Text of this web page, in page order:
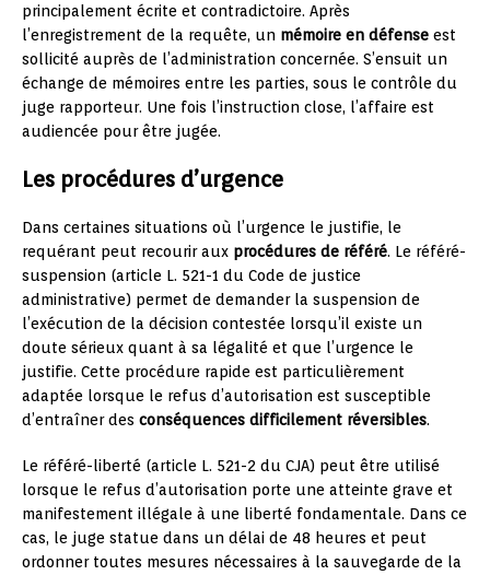
principalement écrite et contradictoire. Après
l’enregistrement de la requête, un mémoire en défense est
sollicité auprès de l’administration concernée. S’ensuit un
échange de mémoires entre les parties, sous le contrôle du
juge rapporteur. Une fois l’instruction close, l’affaire est
audiencée pour être jugée.
Les procédures d’urgence
Dans certaines situations où l’urgence le justifie, le
requérant peut recourir aux procédures de référé. Le référé-
suspension (article L. 521-1 du Code de justice
administrative) permet de demander la suspension de
l’exécution de la décision contestée lorsqu’il existe un
doute sérieux quant à sa légalité et que l’urgence le
justifie. Cette procédure rapide est particulièrement
adaptée lorsque le refus d’autorisation est susceptible
d’entraîner des conséquences difficilement réversibles.
Le référé-liberté (article L. 521-2 du CJA) peut être utilisé
lorsque le refus d’autorisation porte une atteinte grave et
manifestement illégale à une liberté fondamentale. Dans ce
cas, le juge statue dans un délai de 48 heures et peut
ordonner toutes mesures nécessaires à la sauvegarde de la